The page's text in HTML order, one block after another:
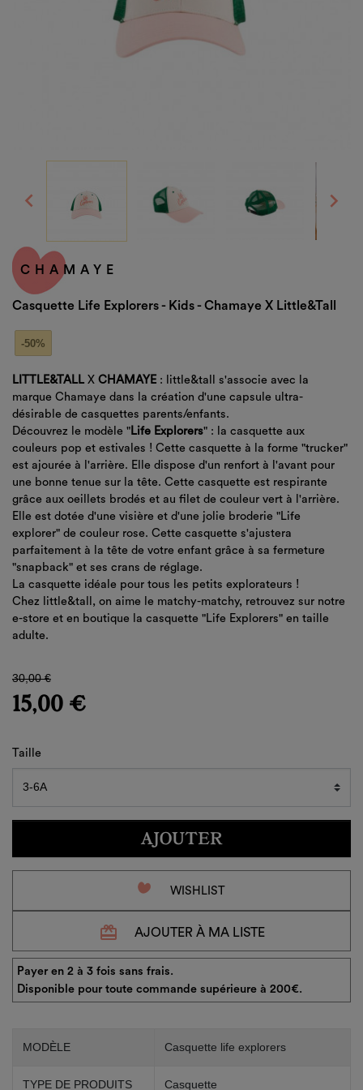
 
CHAMAYE
Casquette Life Explorers - Kids - Chamaye X Little&tall
-50%
LITTLE&TALL X CHAMAYE : little&tall s'associe avec la
marque Chamaye dans la création d'une capsule ultra-
désirable de casquettes parents/enfants.
Découvrez le modèle " Life Explorers" : la casquette aux
couleurs pop et estivales ! Cette casquette à la forme "trucker"
est ajourée à l'arrière. Elle dispose d'un renfort à l'avant pour
une bonne tenue sur la tête. Cette casquette est respirante
grâce aux oeillets brodés et au filet de couleur vert à l'arrière.
Elle est dotée d'une visière et d'une jolie broderie "Life
explorer" de couleur rose. Cette casquette s'ajustera
parfaitement à la tête de votre enfant grâce à sa fermeture
"snapback" et ses crans de réglage.
La casquette idéale pour tous les petits explorateurs !
Chez little&tall, on aime le matchy-matchy, retrouvez sur notre
e-store et en boutique la casquette "Life Explorers" en taille
adulte.
30,00 €
15,00 €
Taille
AJOUTER
favorite_border WISHLIST
redeem AJOUTER À MA LISTE
Payer en 2 à 3 fois sans frais.
Disponible pour toute commande supérieure à 200€.
MODÈLE Casquette life explorers
TYPE DE PRODUITS Casquette